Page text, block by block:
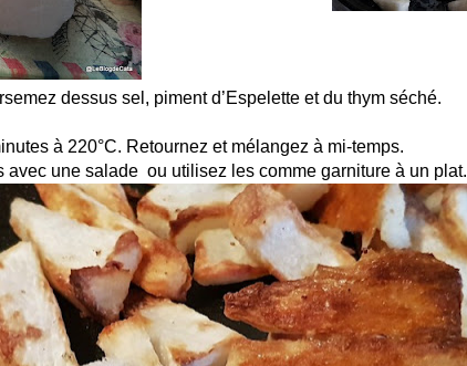
dessus sel, piment d’Espelette et du thym séché.
à 220°C. Retournez et mélangez à mi-temps.
avec une salade ou utilisez les comme garniture à un plat.